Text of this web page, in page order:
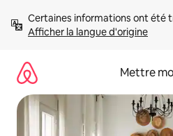
directement
Afficher la langue d'origine
Mettre